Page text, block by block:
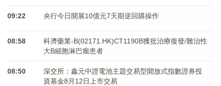
09:22 央行今日開展10億元7天期逆回購操作
08:58
科濟藥業-B(02171.HK)CT1190B獲批治療復發/難治性
大B細胞淋巴瘤患者
08:50
深交所：鑫元中證電池主題交易型開放式指數證券投
資基金8月12日上市交易